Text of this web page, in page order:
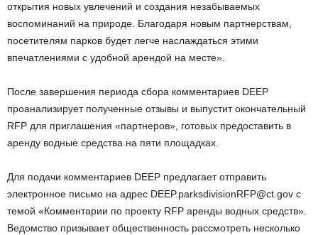
открытия новых увлечений и создания незабываемых
воспоминаний на природе. Благодаря новым партнерствам,
посетителям парков будет легче наслаждаться этими
впечатлениями с удобной арендой на месте».
После завершения периода сбора комментариев DEEP
проанализирует полученные отзывы и выпустит окончательный
RFP для приглашения «партнеров», готовых предоставить в
аренду водные средства на пяти площадках.
Для подачи комментариев DEEP предлагает отправить
электронное письмо на адрес DEEP.parksdivisionRFP@ct.gov с
темой «Комментарии по проекту RFP аренды водных средств».
Ведомство призывает общественность рассмотреть несколько